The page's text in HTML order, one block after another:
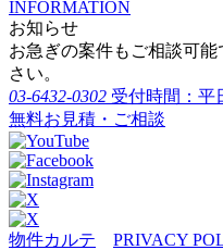
INFORMATION
お知らせ
お急ぎの案件もご相談可
さい。
03-6432-0302 受付時間：平
無料お見積・ご相談
物件カルテ PRIVACY